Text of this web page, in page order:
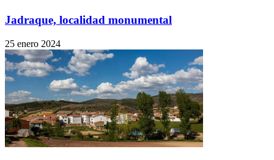
Jadraque, localidad monumental
25 enero 2024